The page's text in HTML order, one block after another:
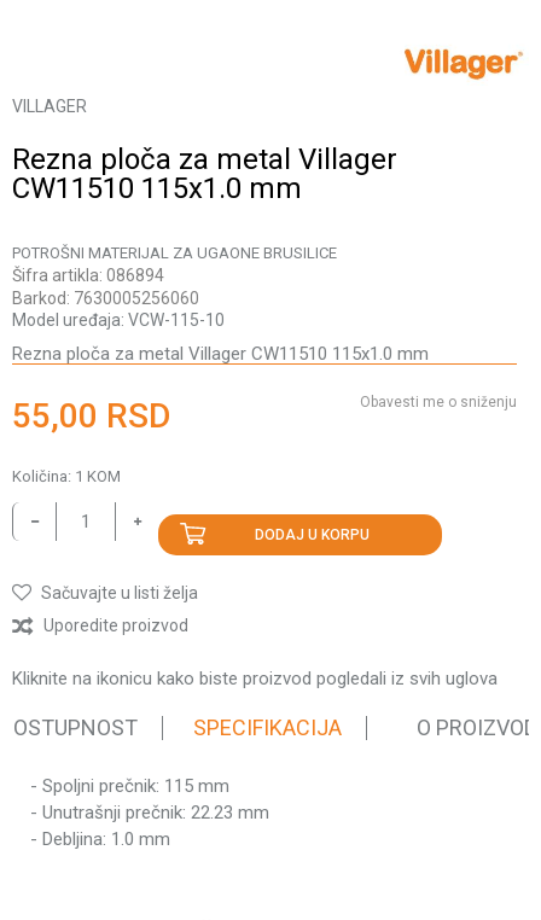
VILLAGER
Rezna ploča za metal Villager
CW11510 115x1.0 mm
POTROŠNI MATERIJAL ZA UGAONE BRUSILICE
Šifra artikla: 086894
Barkod: 7630005256060
Model uređaja: VCW-115-10
Rezna ploča za metal Villager CW11510 115x1.0 mm
55,00 RSD Obavesti me o sniženju
Količina: 1 KOM
DODAJ U KORPU
Sačuvajte u listi želja
Uporedite proizvod
Kliknite na ikonicu kako biste proizvod pogledali iz svih uglova
SPECIFIKACIJA O
Karakteristika Vrednost
Kategorija
- Spoljni prečnik: 115 mm
- Unutrašnji prečnik: 22.23 mm
- Debljina: 1.0 mm